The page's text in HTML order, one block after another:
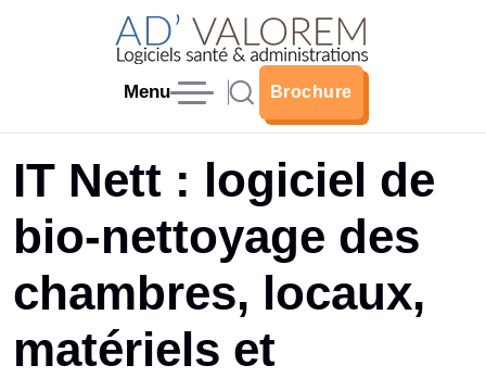
Menu
Brochure
IT Nett : logiciel de
bio-nettoyage des
chambres, locaux,
matériels et